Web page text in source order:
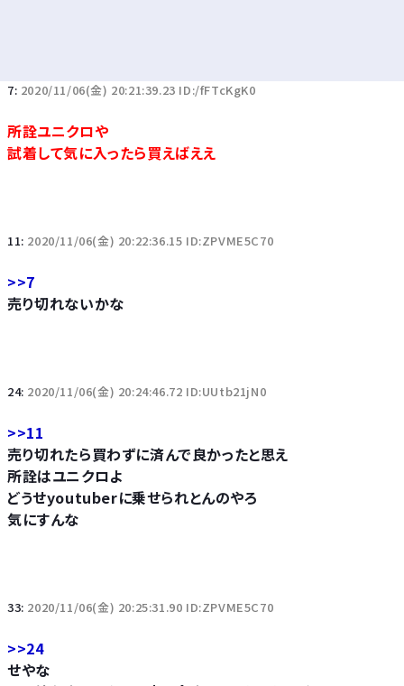
7: 2020/11/06(金) 20:21:39.23 ID:/fFTcKgK0
所詮ユニクロや
試着して気に入ったら買えばええ
11: 2020/11/06(金) 20:22:36.15 ID:ZPVME5C70
>>7
売り切れないかな
24: 2020/11/06(金) 20:24:46.72 ID:UUtb21jN0
>>11
売り切れたら買わずに済んで良かったと思え
所詮はユニクロよ
どうせyoutuberに乗せられとんのやろ
気にすんな
33: 2020/11/06(金) 20:25:31.90 ID:ZPVME5C70
>>24
せやな